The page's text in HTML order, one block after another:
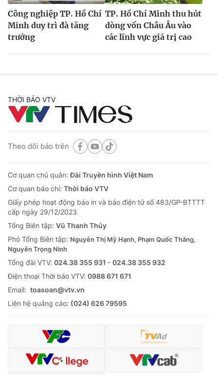
Công nghiệp TP. Hồ Chí
Minh duy trì đà tăng
trưởng
TP. Hồ Chí Minh thu hút
dòng vốn Châu Âu vào
các lĩnh vực giá trị cao
THỜI BÁO VTV
Theo dõi báo trên
Cơ quan chủ quản:Đài Truyền hình Việt Nam
Cơ quan báo chí: Thời báo VTV
Giấy phép hoạt động báo in và báo điện tử số 483/GP-BTTTT
cấp ngày 29/12/2023
Tổng Biên tập: Vũ Thanh Thủy
Phó Tổng Biên tập: Nguyễn Thị Mỹ Hạnh, Phạm Quốc Thắng,
Nguyễn Trọng Ninh
Tổng đài VTV: 024.38 355 931 - 024.38 355 932
Ðiện thoại Thời báo VTV: 0988 671 671
Email: toasoan@vtv.vn
Liên hệ quảng cáo: (024) 626 79595